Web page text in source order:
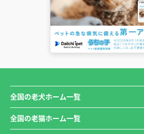
全国の老犬ホーム一覧
全国の老猫ホーム一覧